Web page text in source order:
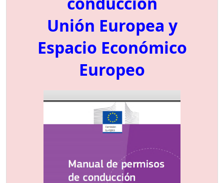
Unión Europea y
Espacio Económico
Europeo